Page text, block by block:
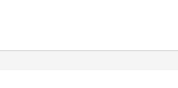
לתעודת גמר מאת המכללה שבה למדו,